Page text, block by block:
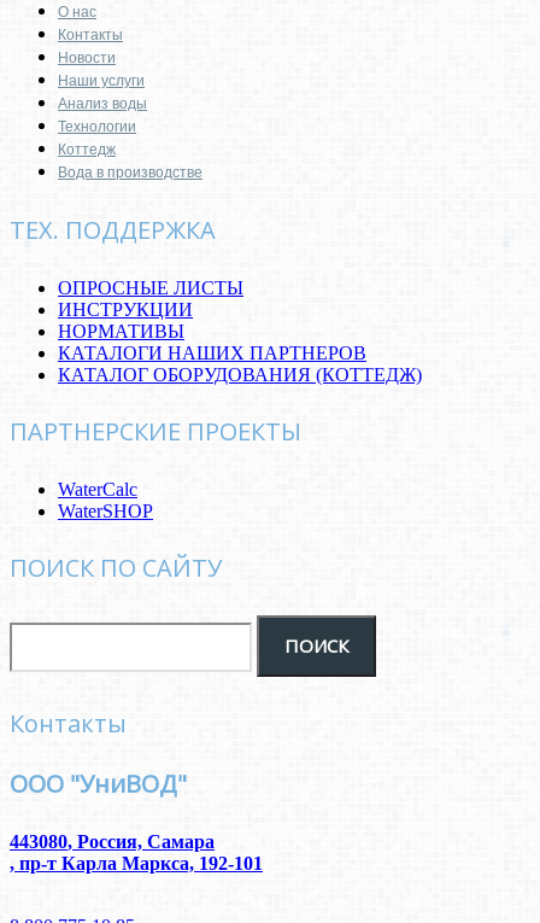
О нас
Контакты
Новости
Наши услуги
Анализ воды
Технологии
Коттедж
Вода в производстве
ТЕХ. ПОДДЕРЖКА
ОПРОСНЫЕ ЛИСТЫ
ИНСТРУКЦИИ
НОРМАТИВЫ
КАТАЛОГИ НАШИХ ПАРТНЕРОВ
КАТАЛОГ ОБОРУДОВАНИЯ (КОТТЕДЖ)
ПАРТНЕРСКИЕ ПРОЕКТЫ
WaterCalc
WaterSHOP
ПОИСК ПО САЙТУ
Контакты
ООО "УниВОД"
443080, Россия, Самара
, пр-т Карла Маркса, 192-101